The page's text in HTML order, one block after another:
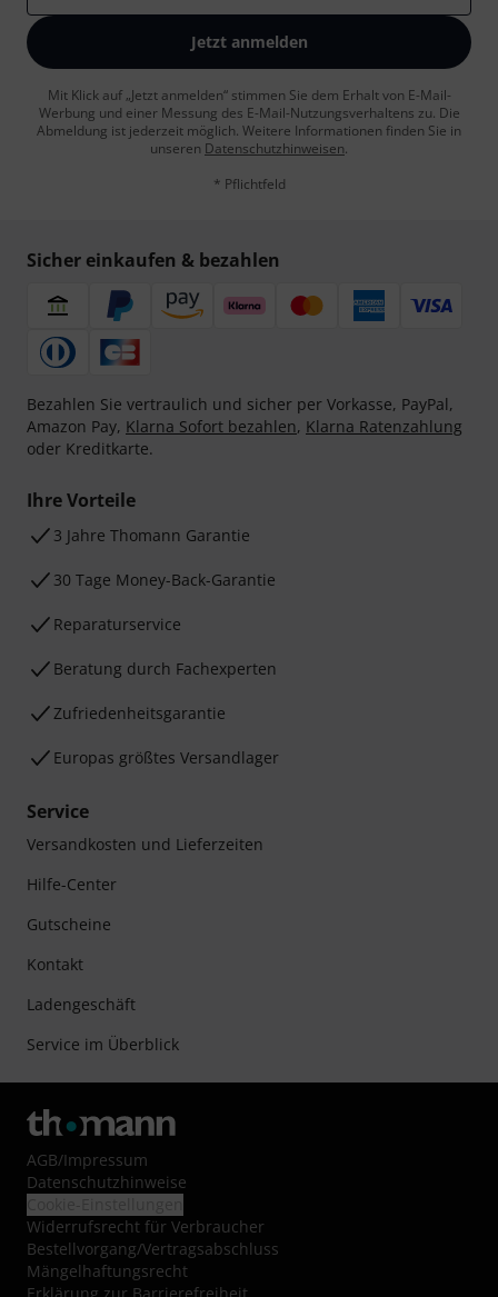
Jetzt anmelden
Mit Klick auf „Jetzt anmelden“ stimmen Sie dem Erhalt von E-Mail-
Werbung und einer Messung des E-Mail-Nutzungsverhaltens zu. Die
Abmeldung ist jederzeit möglich. Weitere Informationen finden Sie in
unseren Datenschutzhinweisen.
* Pflichtfeld
Sicher einkaufen & bezahlen
Bezahlen Sie vertraulich und sicher per Vorkasse, PayPal,
Amazon Pay, Klarna Sofort bezahlen, Klarna Ratenzahlung
oder Kreditkarte.
Ihre Vorteile
3 Jahre Thomann Garantie
30 Tage Money-Back-Garantie
Reparaturservice
Beratung durch Fachexperten
Zufriedenheitsgarantie
Europas größtes Versandlager
Service
Versandkosten und Lieferzeiten
Hilfe-Center
Gutscheine
Kontakt
Ladengeschäft
Service im Überblick
AGB/Impressum
Datenschutzhinweise
Widerrufsrecht für Verbraucher
Bestellvorgang/Vertragsabschluss
Mängelhaftungsrecht